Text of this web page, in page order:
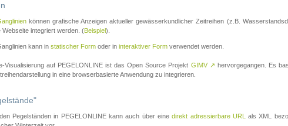
können grafische Anzeigen aktueller gewässerkundlicher Zeitreihen (z.B.
integriert werden. (Beispiel).
kann in statischer Form oder in interaktiver Form verwendet werden.
Visualisierung auf PEGELONLINE ist das Open Source Projekt GIMV ↗ hervorgegangen. Es
in eine browserbasierte Anwendung zu integrieren.
Pegelständen in PEGELONLINE kann auch über einedirekt adressierbare URL
als XML